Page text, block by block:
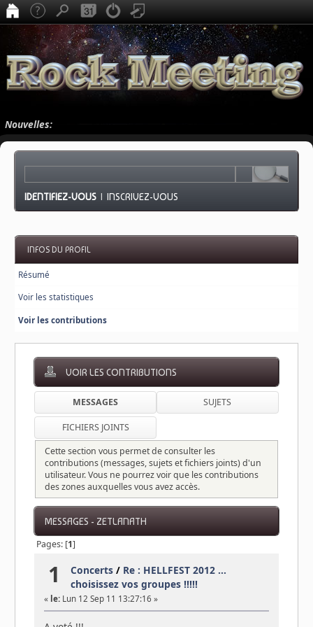
Nouvelles:
IDENTIFIEZ-VOUS |INSCRIVEZ-VOUS
INFOS DU PROFIL
Résumé
Voir les statistiques
Voir les contributions
VOIR LES CONTRIBUTIONS
MESSAGES SUJETS
FICHIERS JOINTS
Cette section vous permet de consulter les
contributions (messages, sujets et fichiers joints) d'un
utilisateur. Vous ne pourrez voir que les contributions
des zones auxquelles vous avez accès.
MESSAGES - ZETLANATH
Pages: [1]
1 Concerts / Re : HELLFEST 2012 ...
choisissez vos groupes !!!!!
« le:Lun 12 Sep 11 13:27:16 »